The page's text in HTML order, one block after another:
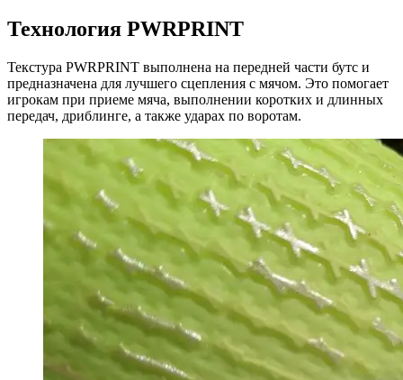
Технология PWRPRINT
Текстура PWRPRINT выполнена на передней части бутс и
предназначена для лучшего сцепления с мячом. Это помогает
игрокам при приеме мяча, выполнении коротких и длинных
передач, дриблинге, а также ударах по воротам.